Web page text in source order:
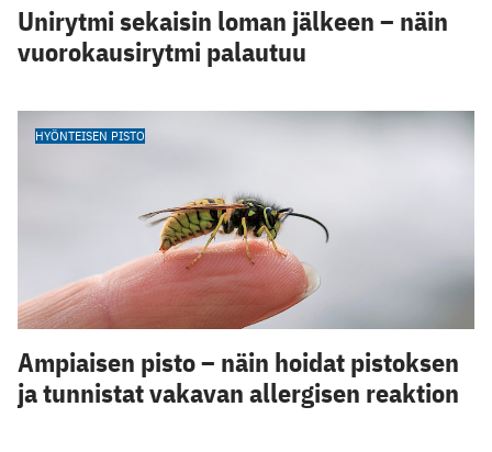
Unirytmi sekaisin loman jälkeen – näin
vuorokausirytmi palautuu
HYÖNTEISEN PISTO
Ampiaisen pisto – näin hoidat pistoksen
ja tunnistat vakavan allergisen reaktion